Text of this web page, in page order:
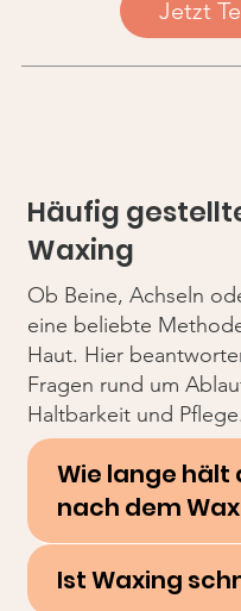
Jetzt
Häufig
Waxing
Ob Beine, Achseln
eine beliebte
Haut. Hier
Fragen rund um
Haltbarkeit und Pflege.
Wie lange hält
nach dem
Ist Waxing